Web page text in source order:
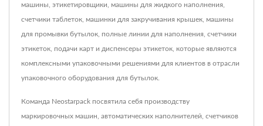
машины, этикетировщики, машины для жидкого наполнения,
счетчики таблеток, машинки для закручивания крышек, машины
для промывки бутылок, полные линии для наполнения, счетчики
этикеток, подачи карт и диспенсеры этикеток, которые являются
комплексными упаковочными решениями для клиентов в отрасли
упаковочного оборудования для бутылок.
Команда Neostarpack посвятила себя производству
маркировочных машин, автоматических наполнителей, счетчиков